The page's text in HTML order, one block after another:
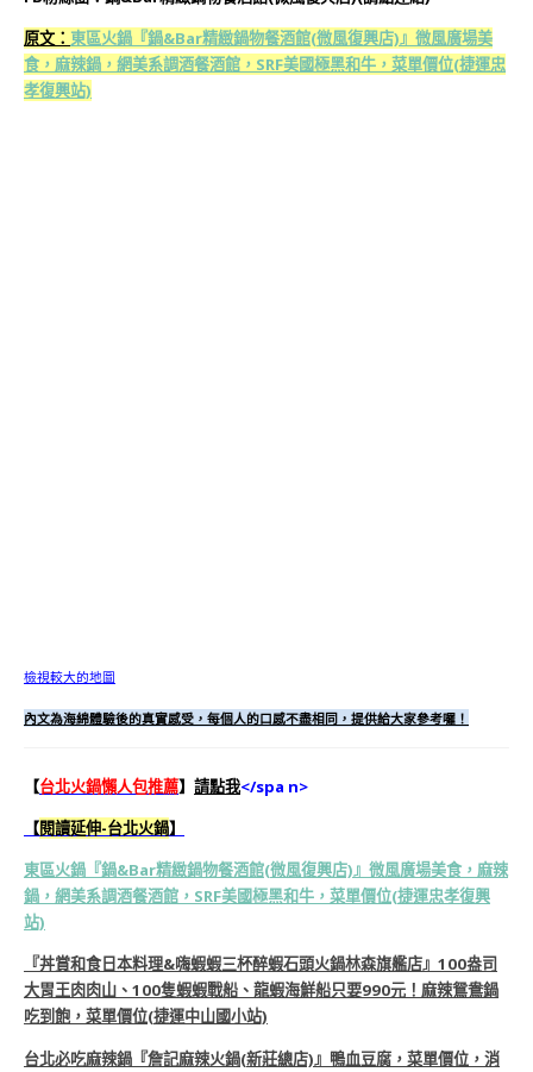
原文： 東區火鍋『鍋&Bar精緻鍋物餐酒館(微風復興店)』微風廣場美
食，麻辣鍋，網美系調酒餐酒館，SRF美國極黑和牛，菜單價位(捷運忠
孝復興站)
檢視較大的地圖
內文為海綿體驗後的真實感受，每個人的口感不盡相同，提供給大家參考囉！
【台北火鍋懶人包推薦】 請點我</spa n>
【閱讀延伸-台北火鍋】
東區火鍋『鍋&Bar精緻鍋物餐酒館(微風復興店)』微風廣場美食，麻辣
鍋，網美系調酒餐酒館，SRF美國極黑和牛，菜單價位(捷運忠孝復興
站)
『丼賞和食日本料理&嗨蝦蝦三杯醉蝦石頭火鍋林森旗艦店』100盎司
大胃王肉肉山、100隻蝦蝦戰船、龍蝦海鮮船只要990元！麻辣鴛鴦鍋
吃到飽，菜單價位(捷運中山國小站)
台北必吃麻辣鍋『詹記麻辣火鍋(新莊總店)』鴨血豆腐，菜單價位，消